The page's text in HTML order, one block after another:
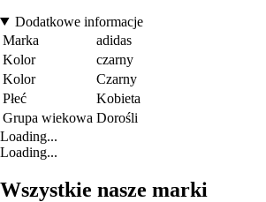
Dodatkowe informacje
Marka
adidas
Kolor
czarny
Kolor
Czarny
Płeć
Kobieta
Grupa wiekowa Dorośli
Loading...
Loading...
Wszystkie nasze marki